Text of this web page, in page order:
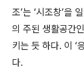
조’는 ‘시조창’을
의 주된 생활공간
키는 듯 하다. 이 ‘
다.